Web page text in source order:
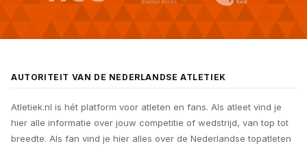
AUTORITEIT VAN DE NEDERLANDSE ATLETIEK
Atletiek.nl is hét platform voor atleten en fans. Als atleet vind je
hier alle informatie over jouw competitie of wedstrijd, van top tot
breedte. Als fan vind je hier alles over de Nederlandse topatleten